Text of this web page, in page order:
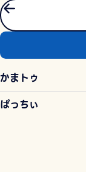
かまトゥ
ぱっちぃ